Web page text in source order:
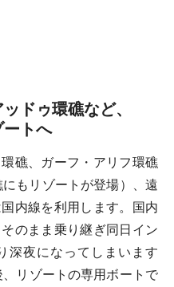
ドゥ環礁など、
ートへ
礁、ガーフ・アリフ環礁
もリゾートが登場）、遠
内線を利用します。国内
のまま乗り継ぎ同日イン
深夜になってしまいます
リゾートの専用ボートで